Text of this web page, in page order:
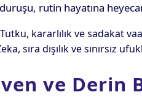
rutin hayatına
Tutku, kararlılık ve sadakat
sıra dışılık ve sınırsız
ve Derin